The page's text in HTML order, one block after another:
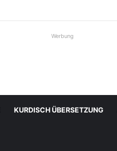
Werbung
KURDISCH ÜBERSETZUNG